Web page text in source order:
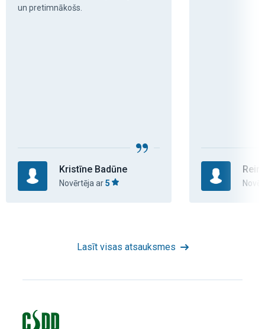
Lasīt visas atsauksmes
un pretimnākošs.
Kristīne Badūne
Novērtēja ar5